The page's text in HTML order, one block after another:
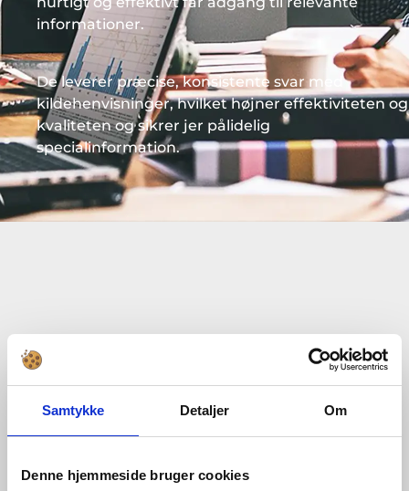
Samtykke Detaljer Om
Denne hjemmeside bruger cookies
informationer.
De leverer præcise, konsistente svar med
kildehenvisninger, hvilket højner effektiviteten og
kvaliteten og sikrer jer pålidelig
specialinformation.